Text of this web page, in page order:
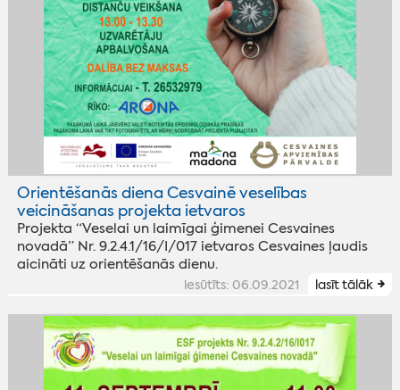
Orientēšanās diena Cesvainē veselības
veicināšanas projekta ietvaros
Projekta “Veselai un laimīgai ģimenei Cesvaines
novadā” Nr. 9.2.4.1/16/I/017 ietvaros Cesvaines ļaudis
aicināti uz orientēšanās dienu.
iesūtīts: 06.09.2021 lasīt tālāk